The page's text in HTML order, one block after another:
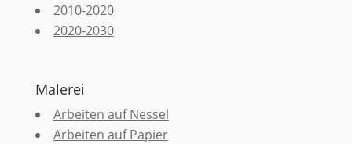
2010-2020
2020-2030
Malerei
Arbeiten auf Nessel
Arbeiten auf Papier